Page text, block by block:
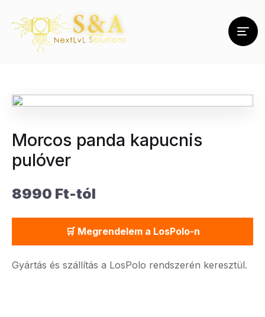
Morcos panda kapucnis
pulóver
8990 Ft-tól
🛒 Megrendelem a LosPolo-n
Gyártás és szállítás a LosPolo rendszerén keresztül.